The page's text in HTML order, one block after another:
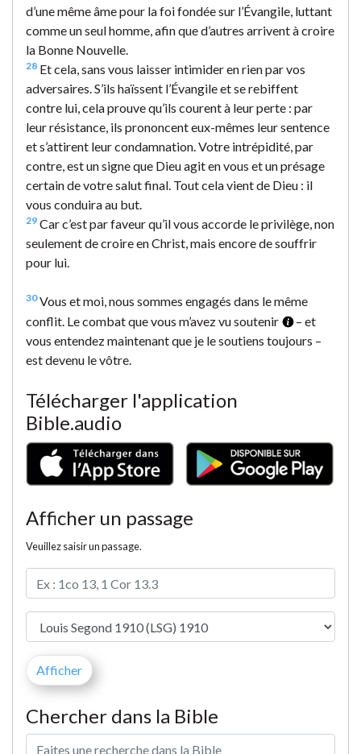
d’une même âme pour la foi fondée sur l’Évangile, luttant
comme un seul homme, afin que d’autres arrivent à croire
la Bonne Nouvelle.
28 Et cela, sans vous laisser intimider en rien par vos
adversaires. S’ils haïssent l’Évangile et se rebiffent
contre lui, cela prouve qu’ils courent à leur perte : par
leur résistance, ils prononcent eux-mêmes leur sentence
et s’attirent leur condamnation. Votre intrépidité, par
contre, est un signe que Dieu agit en vous et un présage
certain de votre salut final. Tout cela vient de Dieu : il
vous conduira au but.
29 Car c’est par faveur qu’il vous accorde le privilège, non
seulement de croire en Christ, mais encore de souffrir
pour lui.
30Vous et moi, nous sommes engagés dans le même
conflit. Le combat que vous m’avez vu soutenir
– et
vous entendez maintenant que je le soutiens toujours –
est devenu le vôtre.
Télécharger l'application
Bible.audio
Afficher un passage
Veuillez saisir un passage.
Chercher dans la Bible